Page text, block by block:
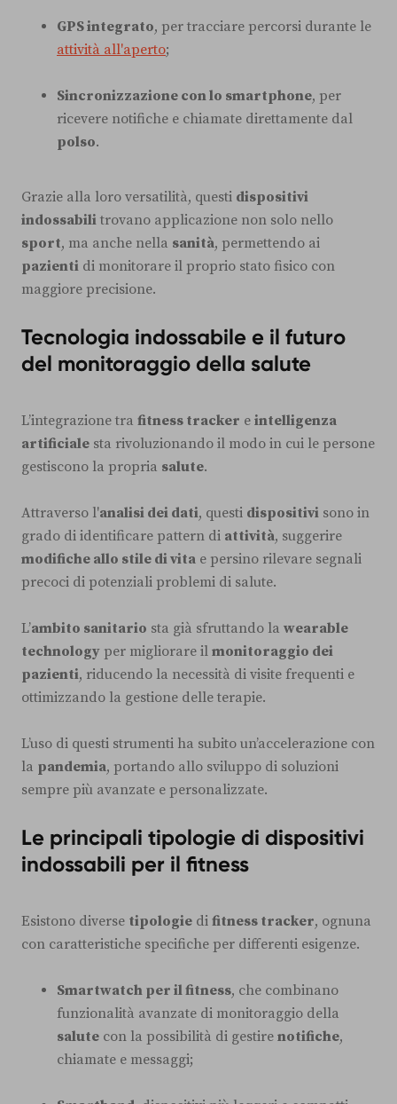
GPS integrato, per tracciare percorsi durante le
attività all'aperto;
Sincronizzazione con lo smartphone, per
ricevere notifiche e chiamate direttamente dal
polso.
Grazie alla loro versatilità, questi dispositivi
indossabili trovano applicazione non solo nello
sport, ma anche nella sanità, permettendo ai
pazienti di monitorare il proprio stato fisico con
maggiore precisione.
Tecnologia indossabile e il futuro
del monitoraggio della salute
L’integrazione tra fitness tracker e intelligenza
artificiale sta rivoluzionando il modo in cui le persone
gestiscono la propria salute.
Attraverso l'analisi dei dati, questi dispositivi sono in
grado di identificare pattern di attività, suggerire
modifiche allo stile di vita e persino rilevare segnali
precoci di potenziali problemi di salute.
L’ambito sanitario sta già sfruttando la wearable
technology per migliorare il monitoraggio dei
pazienti, riducendo la necessità di visite frequenti e
ottimizzando la gestione delle terapie.
L’uso di questi strumenti ha subito un’accelerazione con
la pandemia, portando allo sviluppo di soluzioni
sempre più avanzate e personalizzate.
Le principali tipologie di dispositivi
indossabili per il fitness
Esistono diverse tipologie di fitness tracker, ognuna
con caratteristiche specifiche per differenti esigenze.
Smartwatch per il fitness, che combinano
funzionalità avanzate di monitoraggio della
salute con la possibilità di gestire notifiche,
chiamate e messaggi;